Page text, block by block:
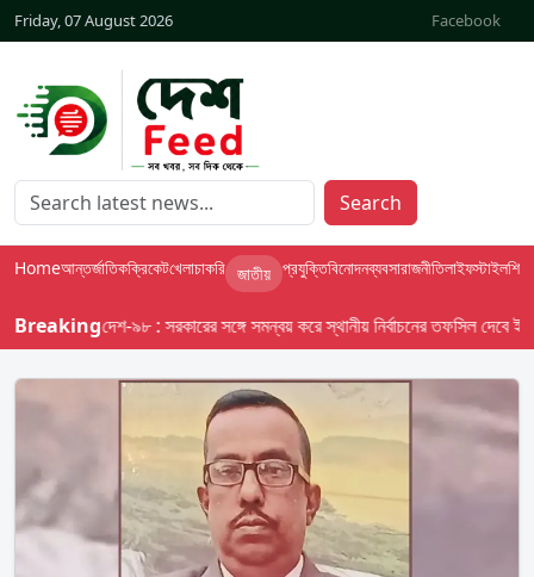
Friday, 07 August 2026 Facebook
Search
Homeআন্তর্জাতিকক্রিকেটখেলাচাকরি জাতীয় প্রযুক্তিবিনোদনব্যবসারাজনীতিলাইফস্টাইলশিক্ষা
Breaking
বাসস দেশ-৯৮ : সরকারের সঙ্গে সমন্বয় করে স্থানীয় নির্বাচনের তফসিল দেবে ইসি;